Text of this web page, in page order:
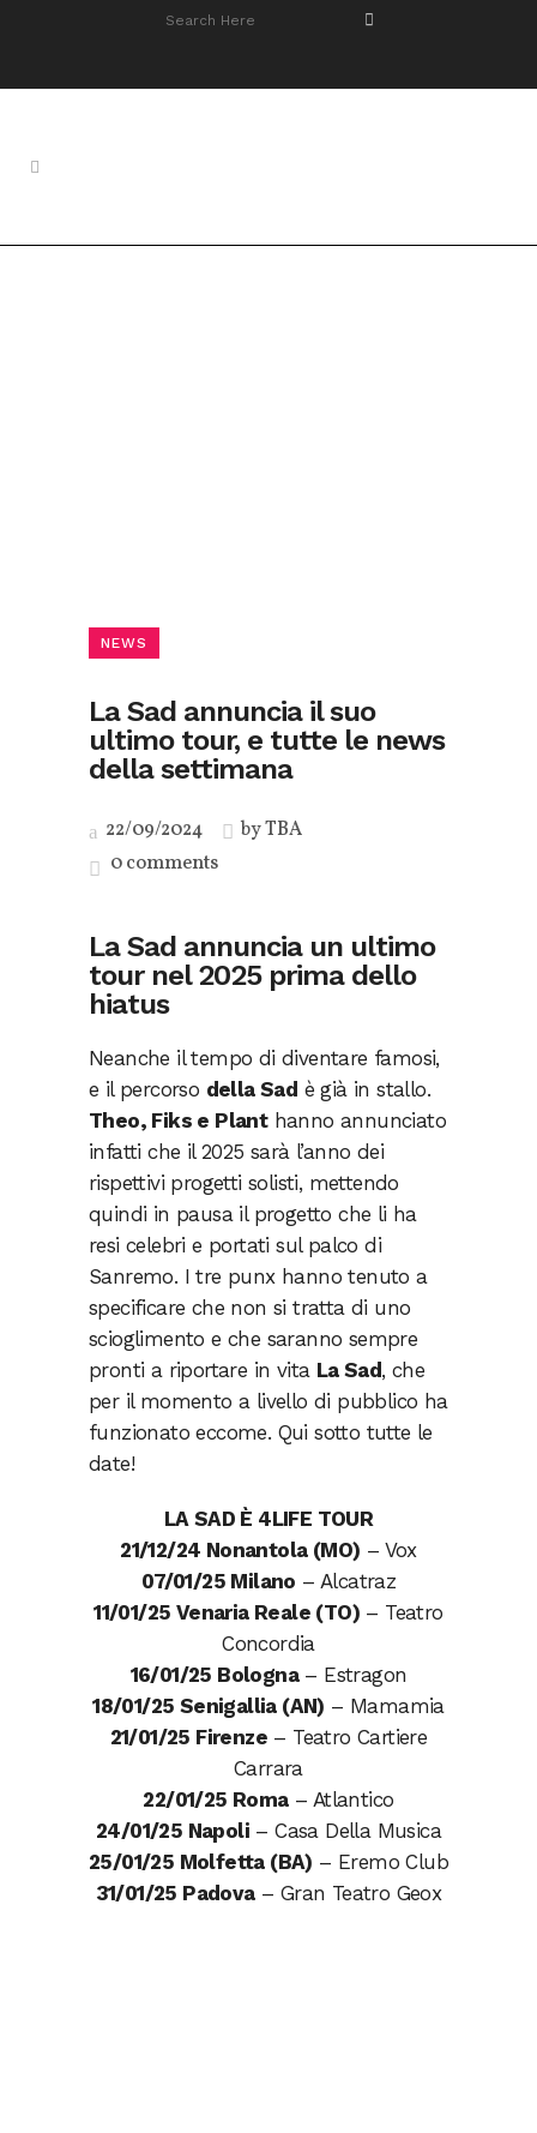
NEWS
La Sad annuncia il suo
ultimo tour, e tutte le news
della settimana
22/09/2024 byTBA
0 comments
La Sad annuncia un ultimo
tour nel 2025 prima dello
hiatus
Neanche il tempo di diventare famosi,
e il percorso della Sad è già in stallo.
Theo, Fiks e Planthanno annunciato
infatti che il 2025 sarà l’anno dei
rispettivi progetti solisti, mettendo
quindi in pausa il progetto che li ha
resi celebri e portati sul palco di
Sanremo. I tre punx hanno tenuto a
specificare che non si tratta di uno
scioglimento e che saranno sempre
pronti a riportare in vita La Sad , che
per il momento a livello di pubblico ha
funzionato eccome. Qui sotto tutte le
date!
LA SAD È 4LIFE TOUR
21/12/24 Nonantola (MO) – Vox
07/01/25 Milano – Alcatraz
11/01/25 Venaria Reale (TO) – Teatro
Concordia
16/01/25 Bologna– Estragon
18/01/25 Senigallia (AN) – Mamamia
21/01/25 Firenze – Teatro Cartiere
Carrara
22/01/25 Roma– Atlantico
24/01/25 Napoli – Casa Della Musica
25/01/25 Molfetta (BA) – Eremo Club
31/01/25 Padova– Gran Teatro Geox